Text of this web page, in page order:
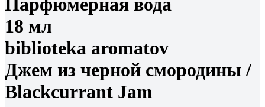
Парфюмерная вода
18 мл
biblioteka aromatov
Джем из черной смородины /
Blackcurrant Jam